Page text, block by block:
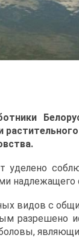
уделено
видов с